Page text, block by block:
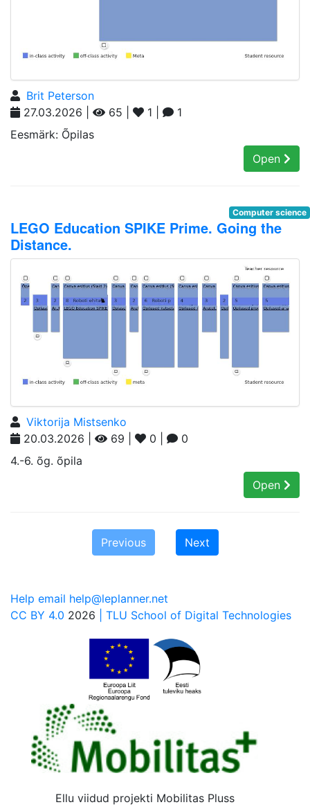
Brit Peterson
27.03.2026 |
65 | 1 |
1
Eesmärk: Õpilas
Open
Computer science
LEGO Education SPIKE Prime. Going the
Distance.
Viktorija Mistsenko
20.03.2026 |
69 | 0 |
0
4.-6. õg. õpila
Open
Previous Next
Help email help@leplanner.net
CC BY 4.0 2026 | TLU School of Digital Technologies
Ellu viidud projekti Mobilitas Pluss